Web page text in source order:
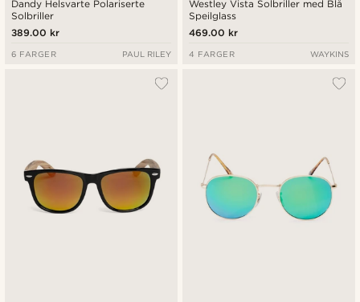
Dandy Helsvarte Polariserte
Solbriller
389.00 kr
6 FARGER PAUL RILEY
Westley Vista Solbriller med Blå
Speilglass
469.00 kr
4 FARGER WAYKINS